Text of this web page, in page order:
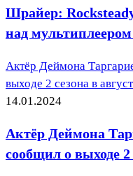
Шрайер:
над
Актёр Деймона
выходе 2 сезона в
14.01.2024
Актёр Деймона
сообщил о выходе 2